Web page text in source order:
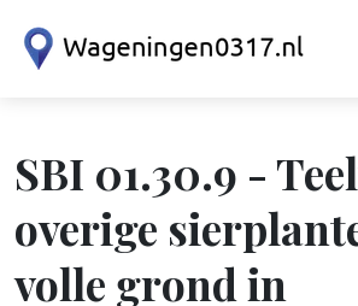
SBI 01.30.9 -
overige
volle grond in